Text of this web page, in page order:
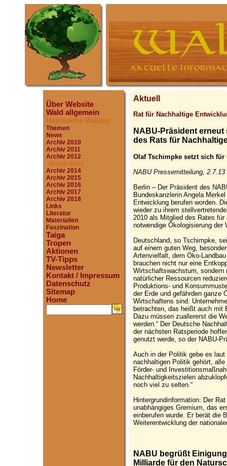
Über Website
Wald allgemein
Heimische Wälder
Themen
News
Archiv 2010
Archiv 2011
Archiv 2012
Archiv 2013
Archiv 2014
Archiv 2015
Archiv 2016
Archiv 2017
Archiv 2018
Links
Literatur
Materialien
Faszination
Taiga
Tropen
Aktionen
TV-Tipps
Newsletter
Kontakt / Impressum
Datenschutz
Sitemap
Home
.
Aktuell
Rat für Nachhaltige
NABU-Präsident
des Rats für
Olaf Tschimpke setzt sich
NABU Pressemitteilung, 2.7.13
Berlin – Der Präsident des
Bundeskanzlerin Angela
Entwicklung berufen worden.
wieder zu ihrem
2010 als Mitglied des Rates
notwendige Ökologisierung der
Deutschland, so Tschimpke,
auf einem guten Weg,
Artenvielfalt, dem Öko-
brauchen nicht nur eine
Wirtschaftswachstum, sondern
natürlicher Ressourcen
Produktions- und
der Erde und gefährden ganze
Wirtschaftens sind.
betrachten, das heißt auch mit
Dazu müssen zuallererst die
werden.“ Der Deutsche
der nächsten Ratsperiode
genutzt werde, so der NABU-
Auch in der Politik gebe es laut
nachhaltigen Politik gehört,
Förder- und
Nachhaltigkeitszielen
noch viel zu selten.“
Hintergrundinformation: Der
unabhängiges Gremium, das
einberufen wurde. Er berät die
Weiterentwicklung der
NABU begrüßt
Milliarde für den